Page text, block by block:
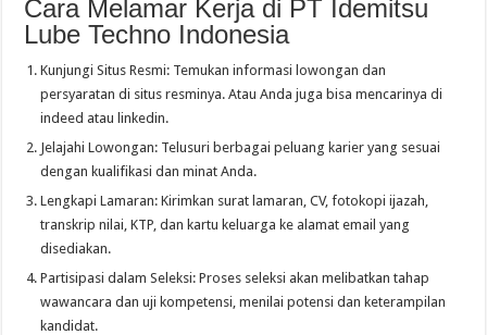
Cara Melamar Kerja di PT Idemitsu
Lube Techno Indonesia
Kunjungi Situs Resmi: Temukan informasi lowongan dan
persyaratan di situs resminya. Atau Anda juga bisa mencarinya di
indeed atau linkedin.
Jelajahi Lowongan: Telusuri berbagai peluang karier yang sesuai
dengan kualifikasi dan minat Anda.
Lengkapi Lamaran: Kirimkan surat lamaran, CV, fotokopi ijazah,
transkrip nilai, KTP, dan kartu keluarga ke alamat email yang
disediakan.
Partisipasi dalam Seleksi: Proses seleksi akan melibatkan tahap
wawancara dan uji kompetensi, menilai potensi dan keterampilan
kandidat.